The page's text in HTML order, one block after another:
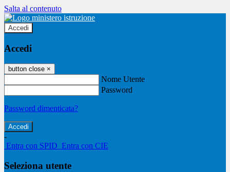
Salta al contenuto
Accedi
Accedi
button close ×
Nome Utente
Password
Password dimenticata?
-
Entra con SPID Entra con CIE
Seleziona utente